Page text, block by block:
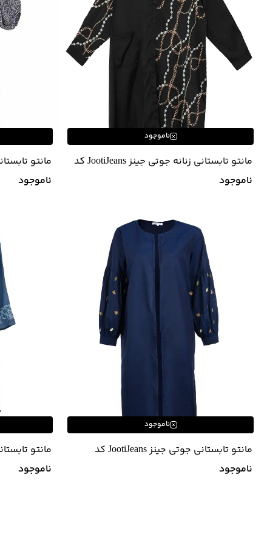
ناموجود
مانتو تابستانی زنانه جوتی جینز JootiJeans کد
01732629
ناموجود
01731619
ناموجود
ناموجود
مانتو تابستانی جوتی جینز JootiJeans کد
11731611
ناموجود
11732610
ناموجود